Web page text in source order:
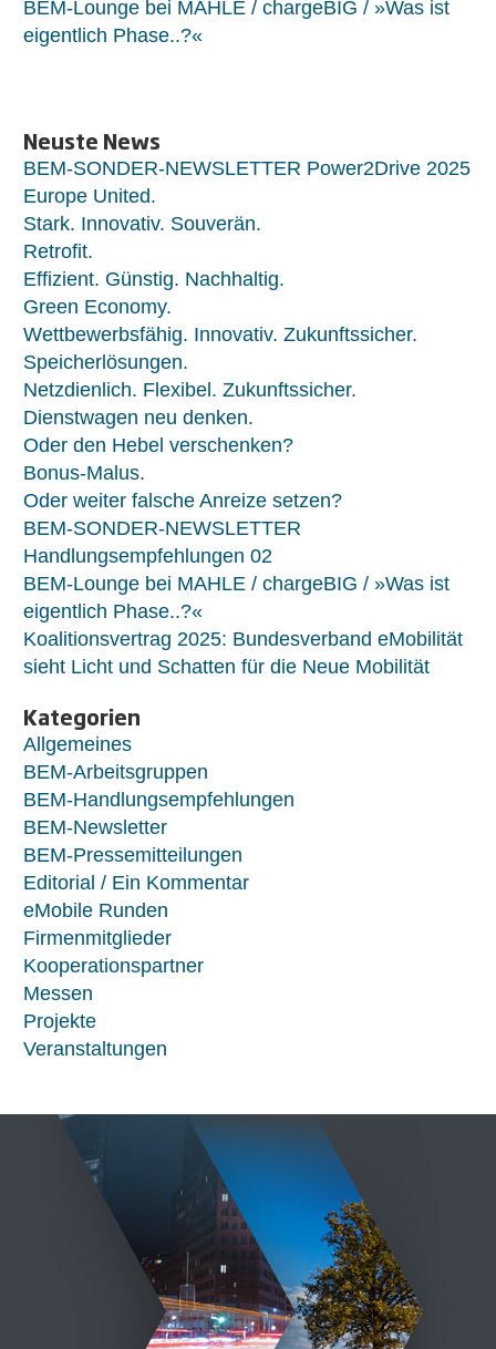
BEM-Lounge bei MAHLE / chargeBIG / »Was ist
eigentlich Phase..?«
Neuste News
BEM-SONDER-NEWSLETTER Power2Drive 2025
Europe United.
Stark. Innovativ. Souverän.
Retrofit.
Effizient. Günstig. Nachhaltig.
Green Economy.
Wettbewerbsfähig. Innovativ. Zukunftssicher.
Speicherlösungen.
Netzdienlich. Flexibel. Zukunftssicher.
Dienstwagen neu denken.
Oder den Hebel verschenken?
Bonus-Malus.
Oder weiter falsche Anreize setzen?
BEM-SONDER-NEWSLETTER
Handlungsempfehlungen 02
BEM-Lounge bei MAHLE / chargeBIG / »Was ist
eigentlich Phase..?«
Koalitionsvertrag 2025: Bundesverband eMobilität
sieht Licht und Schatten für die Neue Mobilität
Kategorien
Allgemeines
BEM-Arbeitsgruppen
BEM-Handlungsempfehlungen
BEM-Newsletter
BEM-Pressemitteilungen
Editorial / Ein Kommentar
eMobile Runden
Firmenmitglieder
Kooperationspartner
Messen
Projekte
Veranstaltungen